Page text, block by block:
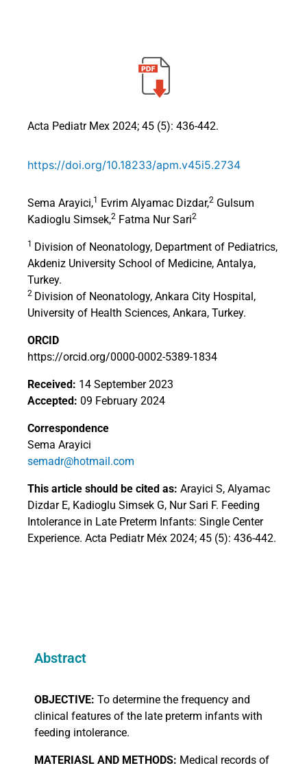
Acta Pediatr Mex 2024; 45 (5): 436-442.
https://doi.org/10.18233/apm.v45i5.2734
Sema Arayici,1 Evrim Alyamac Dizdar,2 Gulsum
Kadioglu Simsek,2 Fatma Nur Sari2
1 Division of Neonatology, Department of Pediatrics,
Akdeniz University School of Medicine, Antalya,
Turkey.
2 Division of Neonatology, Ankara City Hospital,
University of Health Sciences, Ankara, Turkey.
ORCID
https://orcid.org/0000-0002-5389-1834
Received: 14 September 2023
Accepted: 09 February 2024
Correspondence
Sema Arayici
semadr@hotmail.com
This article should be cited as: Arayici S, Alyamac
Dizdar E, Kadioglu Simsek G, Nur Sari F. Feeding
Intolerance in Late Preterm Infants: Single Center
Experience. Acta Pediatr Méx 2024; 45 (5): 436-442.
Abstract
OBJECTIVE: To determine the frequency and
clinical features of the late preterm infants with
feeding intolerance.
MATERIASL AND METHODS: Medical records of